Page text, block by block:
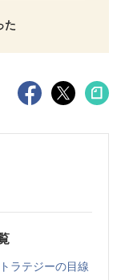
た
ラテジーの目線